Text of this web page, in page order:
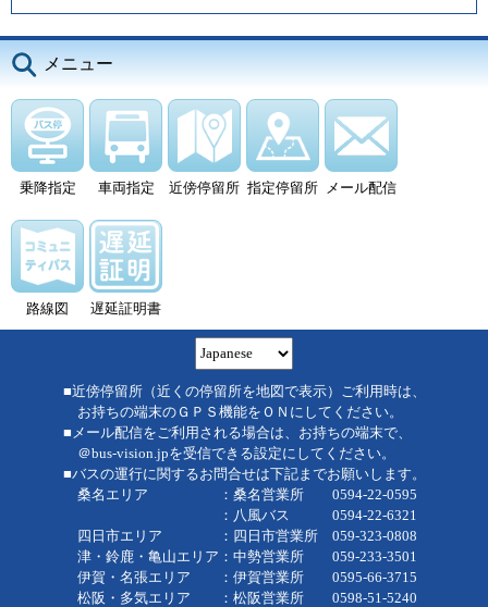
メニュー
乗降指定 車両指定 近傍停留所 指定停留所 メール配信
路線図 遅延証明書
■近傍停留所（近くの停留所を地図で表示）ご利用時は、
お持ちの端末のＧＰＳ機能をＯＮにしてください。
■メール配信をご利用される場合は、お持ちの端末で、
＠bus-vision.jpを受信できる設定にしてください。
■バスの運行に関するお問合せは下記までお願いします。
桑名エリア ：桑名営業所 0594-22-0595
：八風バス 0594-22-6321
四日市エリア ：四日市営業所 059-323-0808
津・鈴鹿・亀山エリア：中勢営業所 059-233-3501
伊賀・名張エリア ：伊賀営業所 0595-66-3715
松阪・多気エリア ：松阪営業所 0598-51-5240